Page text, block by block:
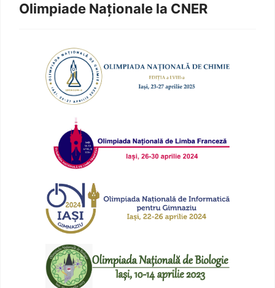
Olimpiade Naționale la CNER